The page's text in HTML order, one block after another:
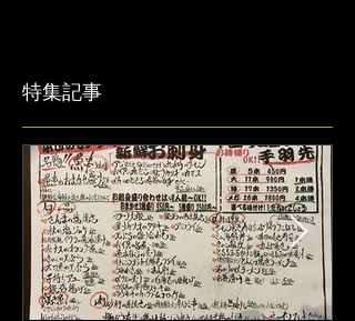
特集記事